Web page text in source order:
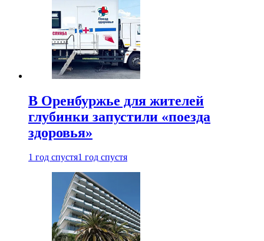
В Оренбуржье для жителей
глубинки запустили «поезда
здоровья»
1 год спустя1 год спустя